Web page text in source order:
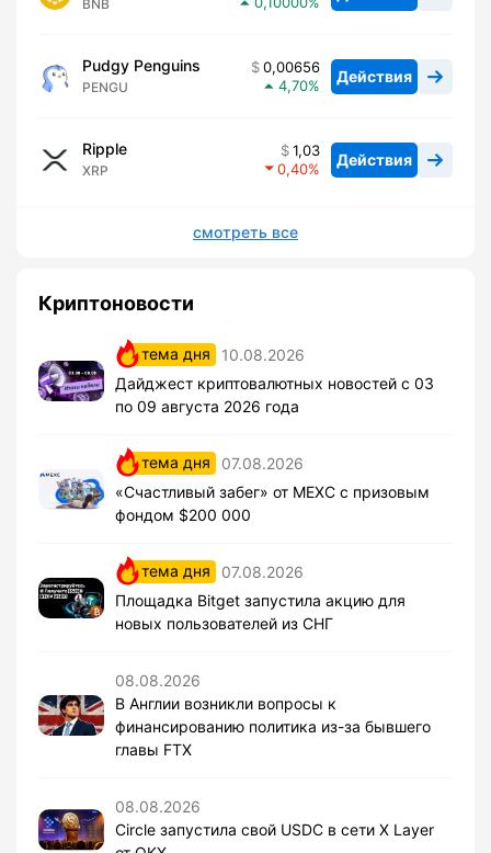
BNB
Pudgy Penguins
PENGU
0,00656
4,70
Действия
Ripple
XRP
1,03
0,40
Действия
смотреть все
Криптоновости
тема дня
10.08.2026
Дайджест криптовалютных новостей с 03
по 09 августа 2026 года
тема дня
07.08.2026
«Счастливый забег» от MEXC с призовым
фондом $200 000
тема дня
07.08.2026
Площадка Bitget запустила акцию для
новых пользователей из СНГ
08.08.2026
В Англии возникли вопросы к
финансированию политика из-за бывшего
главы FTX
08.08.2026
Circle запустила свой USDC в сети X Layer